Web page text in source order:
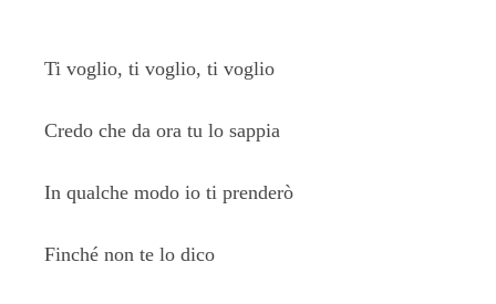
Ti voglio, ti voglio, ti voglio
Credo che da ora tu lo sappia
In qualche modo io ti prenderò
Finché non te lo dico